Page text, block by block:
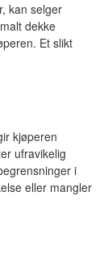
kan selger
dekke
Et slikt
kjøperen
ufravikelig
i
eller mangler